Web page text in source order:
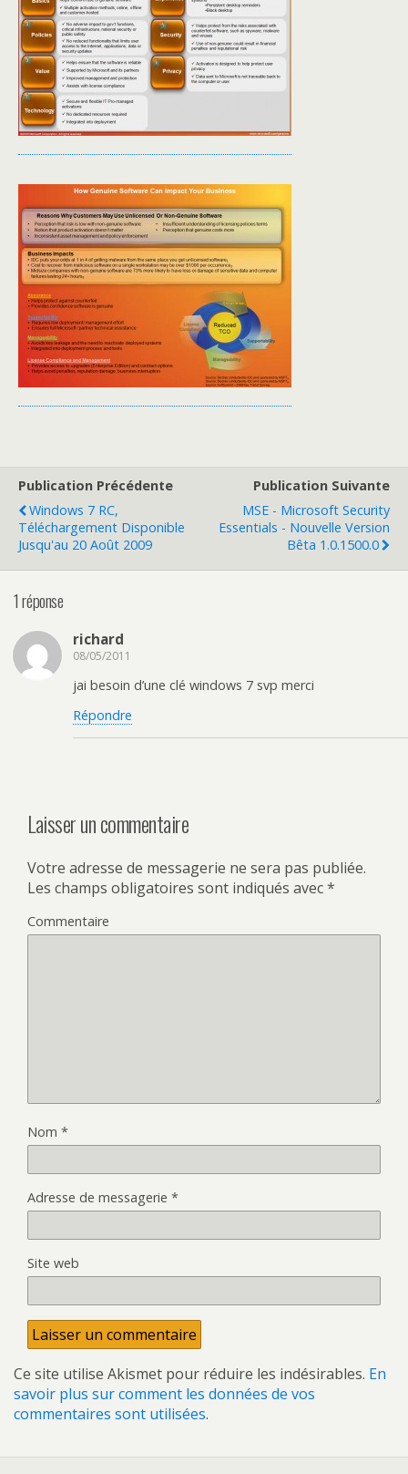
Publication Précédente
Windows 7 RC,
Téléchargement Disponible
Jusqu'au 20 Août 2009
Publication Suivante
MSE - Microsoft Security
Essentials - Nouvelle Version
Bêta 1.0.1500.0
1 réponse
richard
08/05/2011
jai besoin d’une clé windows 7 svp merci
Répondre
Laisser un commentaire
Votre adresse de messagerie ne sera pas publiée.
Les champs obligatoires sont indiqués avec*
Commentaire
Nom *
Adresse de messagerie *
Site web
Ce site utilise Akismet pour réduire les indésirables. En
savoir plus sur comment les données de vos
commentaires sont utilisées.